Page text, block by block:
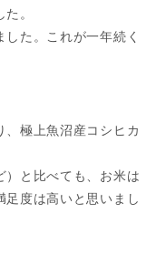
。
た。これが一年続く
、極上魚沼産コシヒカ
）と比べても、お米は
足度は高いと思いまし